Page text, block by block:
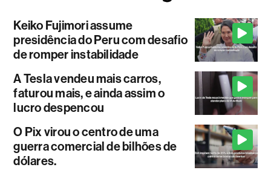
Keiko Fujimori assume
presidência do Peru com desafio
de romper instabilidade
A Tesla vendeu mais carros,
faturou mais, e ainda assim o
lucro despencou
O Pix virou o centro de uma
guerra comercial de bilhões de
dólares.